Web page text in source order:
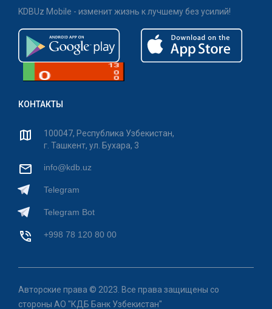
KDBUz Mobile - изменит жизнь к лучшему без усилий!
КОНТАКТЫ
100047, Республика Узбекистан,
г. Ташкент, ул. Бухара, 3
info@kdb.uz
Telegram
Telegram Bot
+998 78 120 80 00
Авторские права © 2023. Все права защищены со
стороны АО "КДБ Банк Узбекистан"